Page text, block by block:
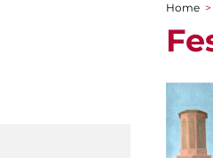
You
Home >